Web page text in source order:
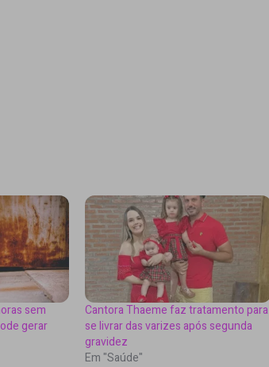
sem
gerar
Cantora Thaeme faz tratamento para
se livrar das varizes após segunda
gravidez
Em "Saúde"